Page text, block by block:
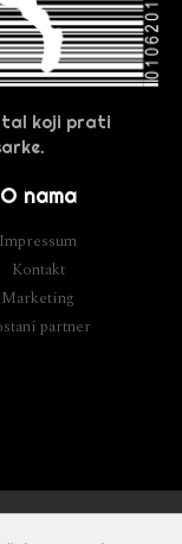
koji prati
O nama
Impressum
Kontakt
Marketing
partner